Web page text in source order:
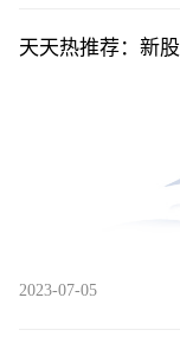
天天热推荐：新
2023-07-05